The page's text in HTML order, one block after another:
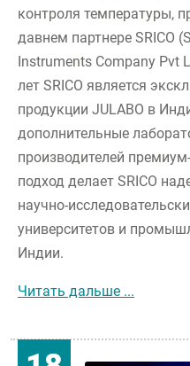
контроля температуры,
давнем партнере SRICO
Instruments Company
лет SRICO является
продукции JULABO в
дополнительные
производителей
подход делает SRICO
научно-
университетов и
Индии.
Читать дальше ...